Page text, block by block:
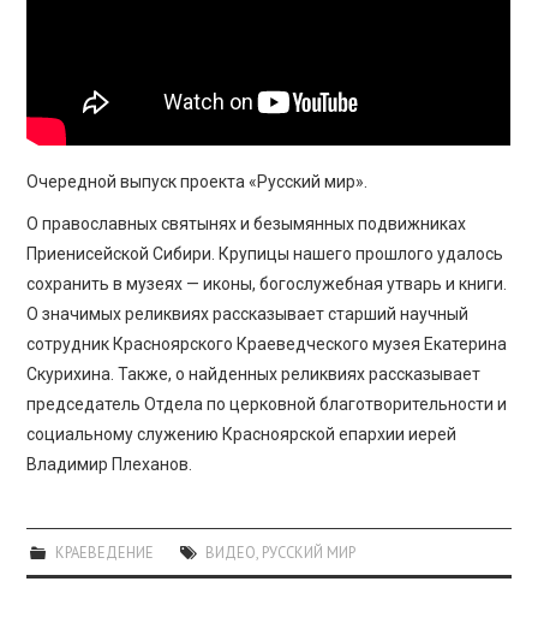
Очередной выпуск проекта «Русский мир».
О православных святынях и безымянных подвижниках
Приенисейской Сибири. Крупицы нашего прошлого удалось
сохранить в музеях — иконы, богослужебная утварь и книги.
О значимых реликвиях рассказывает старший научный
сотрудник Красноярского Краеведческого музея Екатерина
Скурихина. Также, о найденных реликвиях рассказывает
председатель Отдела по церковной благотворительности и
социальному служению Красноярской епархии иерей
Владимир Плеханов.
КРАЕВЕДЕНИЕ ВИДЕО РУССКИЙ МИР